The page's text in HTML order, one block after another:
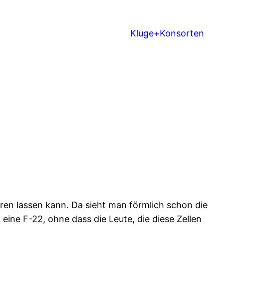
Kluge+Konsorten
lassen kann. Da sieht man förmlich schon die
F-22, ohne dass die Leute, die diese Zellen